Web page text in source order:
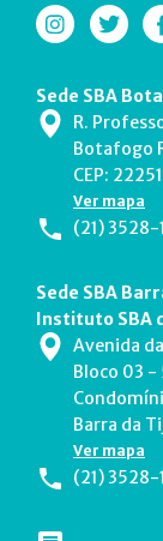
Sede SBA
R.
Botafogo
CEP:
Ver mapa
(21)
Sede SBA
Instituto SBA
Avenida
Bloco 03 -
Barra da
Ver mapa
(21) 3528-